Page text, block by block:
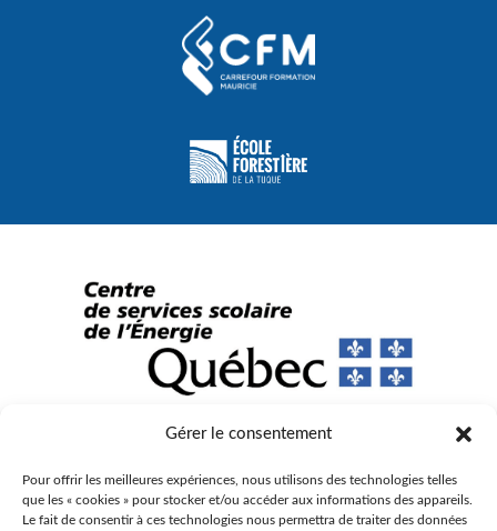
Gérer le consentement
Pour offrir les meilleures expériences, nous utilisons des technologies telles
que les « cookies » pour stocker et/ou accéder aux informations des appareils.
Le fait de consentir à ces technologies nous permettra de traiter des données
Agence Web :Triaxe